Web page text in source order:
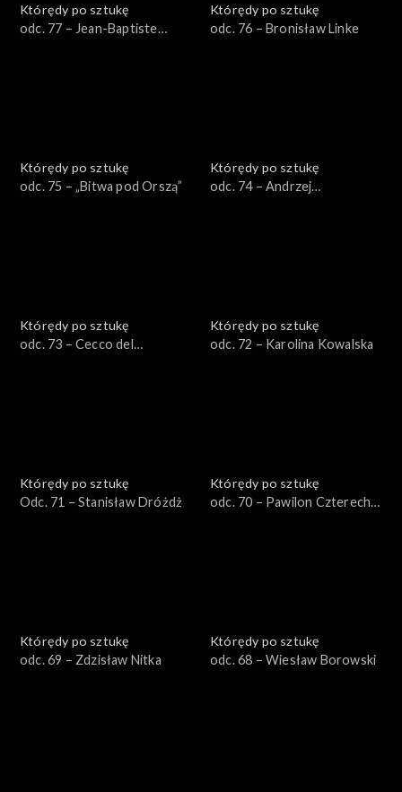
Którędy po sztukę
odc. 77 – Jean-Baptiste
Którędy po sztukę
odc. 76 – Bronisław Linke
Którędy po sztukę
odc. 75 – „Bitwa pod Orszą”
Którędy po sztukę
odc. 74 – Andrzej
Którędy po sztukę
odc. 73 – Cecco del
Którędy po sztukę
odc. 72 – Karolina Kowalska
Którędy po sztukę
Odc. 71 – Stanisław Dróżdż
Którędy po sztukę
odc. 70 – Pawilon Czterech
Którędy po sztukę
odc. 69 – Zdzisław Nitka
Którędy po sztukę
odc. 68 – Wiesław Borowski